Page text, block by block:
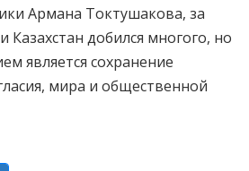
Армана Токтушакова, за
Казахстан добился многого, но
является сохранение
мира и общественной